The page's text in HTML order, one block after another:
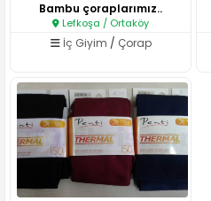
Bambu çoraplarımız..
Lefkoşa / Ortaköy
İç Giyim / Çorap